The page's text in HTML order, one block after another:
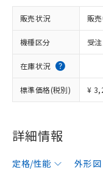
販売状況 販
機種区分 受
在庫状況
標準価格(税別) ¥
詳細情報
定格/性能 外形図